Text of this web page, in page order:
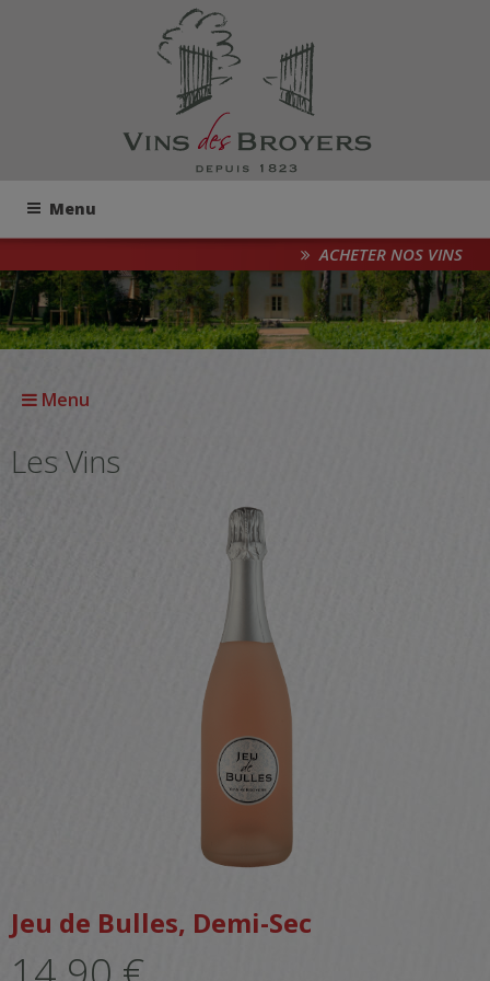
Menu
ACHETER NOS VINS
Menu
Les Vins
Jeu de Bulles, Demi-Sec